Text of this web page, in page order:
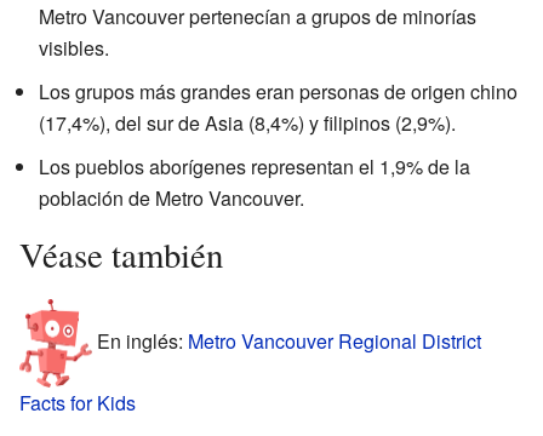
Metro Vancouver pertenecían a grupos de minorías
visibles.
Los grupos más grandes eran personas de origen chino
(17,4%), del sur de Asia (8,4%) y filipinos (2,9%).
Los pueblos aborígenes representan el 1,9% de la
población de Metro Vancouver.
Véase también
En inglés: Metro Vancouver Regional District
Facts for Kids